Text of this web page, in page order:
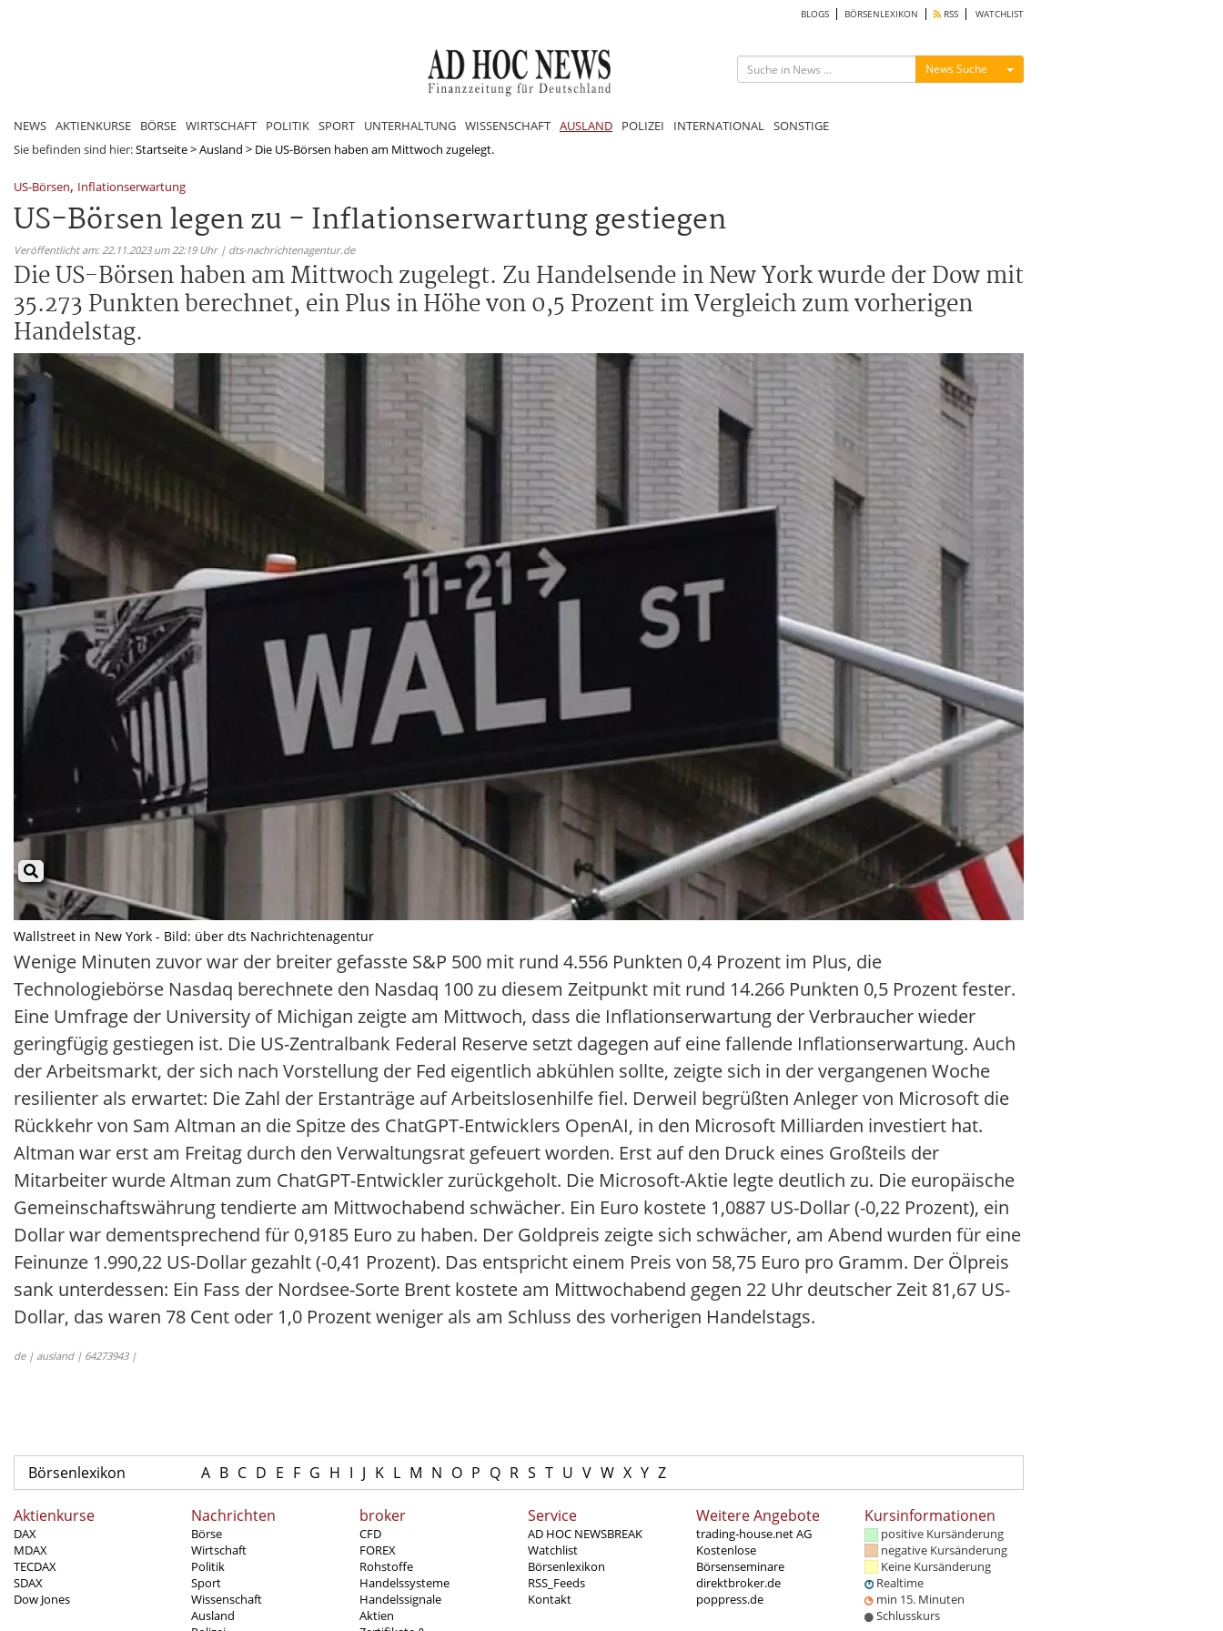
BLOGS BÖRSENLEXIKON RSS WATCHLIST
News Suche Menü ein-/ausblenden
NEWS AKTIENKURSE BÖRSE WIRTSCHAFT POLITIK SPORT UNTERHALTUNG WISSENSCHAFT AUSLAND POLIZEI INTERNATIONAL SONSTIGE
Sie befinden sind hier:Startseite>Ausland > Die US-Börsen haben am Mittwoch zugelegt.
US-Börsen, Inflationserwartung
US-Börsen legen zu - Inflationserwartung gestiegen
Veröffentlicht am: 22.11.2023 um 22:19 Uhr | dts-nachrichtenagentur.de
Die US-Börsen haben am Mittwoch zugelegt. Zu Handelsende in New York wurde der Dow mit
35.273 Punkten berechnet, ein Plus in Höhe von 0,5 Prozent im Vergleich zum vorherigen
Handelstag.
Wallstreet in New York - Bild: über dts Nachrichtenagentur
Wenige Minuten zuvor war der breiter gefasste S&P 500 mit rund 4.556 Punkten 0,4 Prozent im Plus, die
Technologiebörse Nasdaq berechnete den Nasdaq 100 zu diesem Zeitpunkt mit rund 14.266 Punkten 0,5 Prozent fester.
Eine Umfrage der University of Michigan zeigte am Mittwoch, dass die Inflationserwartung der Verbraucher wieder
geringfügig gestiegen ist. Die US-Zentralbank Federal Reserve setzt dagegen auf eine fallende Inflationserwartung. Auch
der Arbeitsmarkt, der sich nach Vorstellung der Fed eigentlich abkühlen sollte, zeigte sich in der vergangenen Woche
resilienter als erwartet: Die Zahl der Erstanträge auf Arbeitslosenhilfe fiel. Derweil begrüßten Anleger von Microsoft die
Rückkehr von Sam Altman an die Spitze des ChatGPT-Entwicklers OpenAI, in den Microsoft Milliarden investiert hat.
Altman war erst am Freitag durch den Verwaltungsrat gefeuert worden. Erst auf den Druck eines Großteils der
Mitarbeiter wurde Altman zum ChatGPT-Entwickler zurückgeholt. Die Microsoft-Aktie legte deutlich zu. Die europäische
Gemeinschaftswährung tendierte am Mittwochabend schwächer. Ein Euro kostete 1,0887 US-Dollar (-0,22 Prozent), ein
Dollar war dementsprechend für 0,9185 Euro zu haben. Der Goldpreis zeigte sich schwächer, am Abend wurden für eine
Feinunze 1.990,22 US-Dollar gezahlt (-0,41 Prozent). Das entspricht einem Preis von 58,75 Euro pro Gramm. Der Ölpreis
sank unterdessen: Ein Fass der Nordsee-Sorte Brent kostete am Mittwochabend gegen 22 Uhr deutscher Zeit 81,67 US-
Dollar, das waren 78 Cent oder 1,0 Prozent weniger als am Schluss des vorherigen Handelstags.
de | ausland | 64273943 |
Börsenlexikon A B C D E F G H I J K L M N O P Q R S T U V W X Y Z
Aktienkurse
DAX
MDAX
TECDAX
SDAX
Dow Jones
Nachrichten
Börse
Wirtschaft
Politik
Sport
Wissenschaft
Ausland
broker
CFD
FOREX
Rohstoffe
Handelssysteme
Handelssignale
Aktien
Service
AD HOC NEWSBREAK
Watchlist
Börsenlexikon
RSS_Feeds
Kontakt
Weitere Angebote
trading-house.net AG
Kostenlose
Börsenseminare
direktbroker.de
poppress.de
Kursinformationen
positive Kursänderung
negative Kursänderung
Keine Kursänderung
Realtime
min 15. Minuten
Schlusskurs